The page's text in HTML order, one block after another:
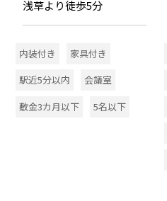
浅草より徒歩5分
内装付き
家具付き
駅近5分以内
会議室
敷金3カ月以下
5名以下